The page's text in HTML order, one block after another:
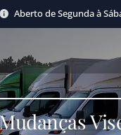
Aberto de Segunda à